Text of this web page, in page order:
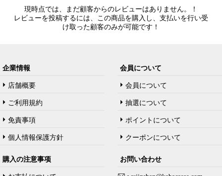
現時点では、まだ顧客からのレビューはありません。！
レビューを投稿するには、この商品を購入し、支払いを行い受
け取った顧客のみが可能です！
企業情報
店舗概要
ご利用規約
免責事項
個人情報保護方針
会員について
会員について
抽選について
ポイントについて
クーポンについて
購入の注意事项 お問い合わせ